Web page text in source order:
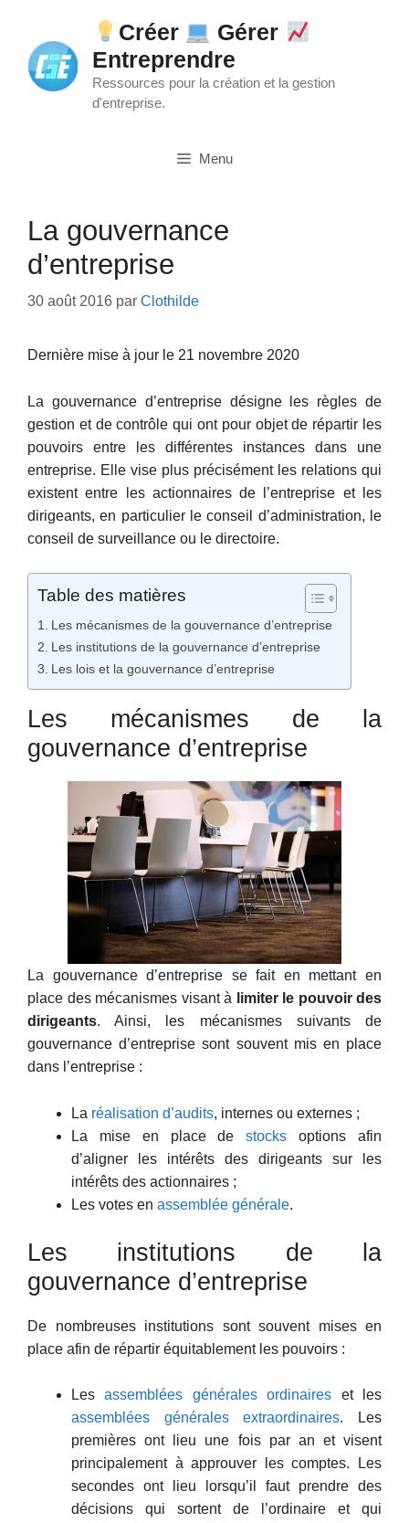
contenu
Créer
Gérer
Entreprendre
Ressources pour la création et la gestion
d'entreprise.
Menu
La gouvernance
d’entreprise
30 août 2016 par Clothilde
Dernière mise à jour le 21 novembre 2020
La gouvernance d’entreprise désigne les règles de
gestion et de contrôle qui ont pour objet de répartir les
pouvoirs entre les différentes instances dans une
entreprise. Elle vise plus précisément les relations qui
existent entre les actionnaires de l’entreprise et les
dirigeants, en particulier le conseil d’administration, le
conseil de surveillance ou le directoire.
Table des matières
Les mécanismes de la gouvernance d’entreprise
Les institutions de la gouvernance d’entreprise
Les lois et la gouvernance d’entreprise
Les mécanismes de la
gouvernance d’entreprise
La gouvernance d’entreprise se fait en mettant en
place des mécanismes visant à
limiter le pouvoir des
dirigeants. Ainsi, les mécanismes suivants de
gouvernance d’entreprise sont souvent mis en place
dans l’entreprise :
La réalisation d’audits, internes ou externes ;
La mise en place destocks options afin
d’aligner les intérêts des dirigeants sur les
intérêts des actionnaires ;
Les votes en assemblée générale.
Les institutions de la
gouvernance d’entreprise
De nombreuses institutions sont souvent mises en
place afin de répartir équitablement les pouvoirs :
Lesassemblées générales ordinaires et les
assemblées générales extraordinaires. Les
premières ont lieu une fois par an et visent
principalement à approuver les comptes. Les
secondes ont lieu lorsqu’il faut prendre des
décisions qui sortent de l’ordinaire et qui